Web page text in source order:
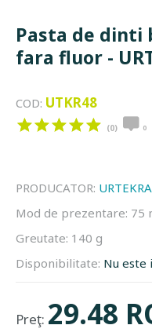
Pasta de dinti
fara fluor -
COD: UTKR48
(0) 0
PRODUCATOR:
Mod de prezentare: 75
Greutate: 140 g
Disponibilitate: Nu este
Preţ: 29.48